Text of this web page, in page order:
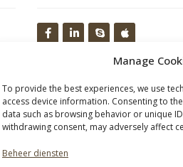
Manage
To provide the best experiences, we use
access device information. Consenting to
data such as browsing behavior or unique
withdrawing consent, may adversely affect
Beheer diensten